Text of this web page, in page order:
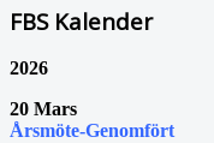
FBS Kalender
2026
20 Mars
Årsmöte-Genomfört